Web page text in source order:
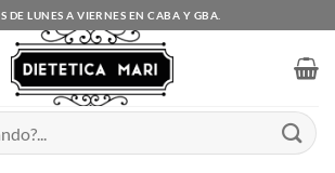
DE LUNES A VIERNES EN CABA Y GBA.